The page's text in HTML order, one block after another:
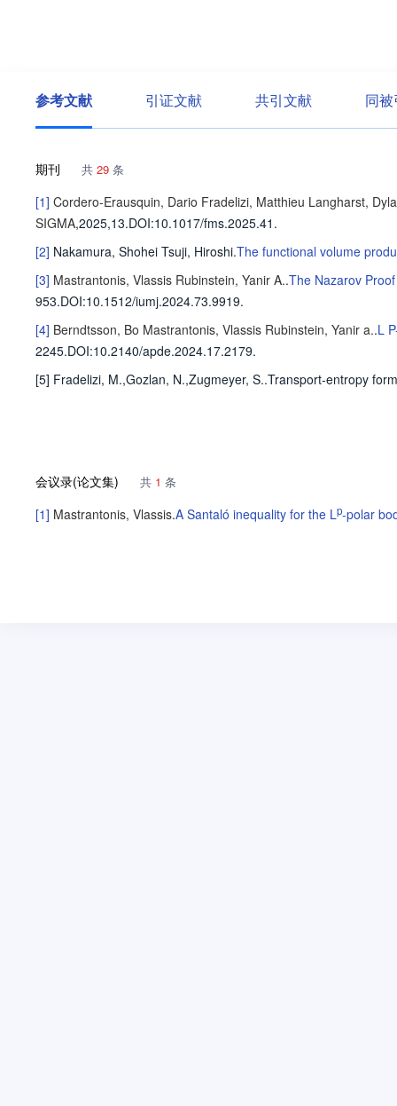
参考文献 引证文献 共引文献 同
期刊 共 29 条
[1] Cordero-Erausquin, Dario Fradelizi, Matthieu Langharst,
SIGMA,2025,13.DOI:10.1017/fms.2025.41.
[2] Nakamura, Shohei Tsuji, Hiroshi.The functional volume
[3] Mastrantonis, Vlassis Rubinstein, Yanir A..The Nazarov
953.DOI:10.1512/iumj.2024.73.9919.
[4] Berndtsson, Bo Mastrantonis, Vlassis Rubinstein, Yanir a..L
2245.DOI:10.2140/apde.2024.17.2179.
[5] Fradelizi, M.,Gozlan, N.,Zugmeyer, S..Transport-entropy
会议录(论文集) 共 1 条
[1] Mastrantonis, Vlassis.A Santaló inequality for the Lp-polar